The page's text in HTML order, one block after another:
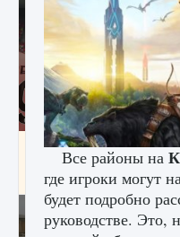
Входят ли «Милан» и
9 августа 2024
Все районы на
где игроки могут
будет подробно
руководстве. Это,